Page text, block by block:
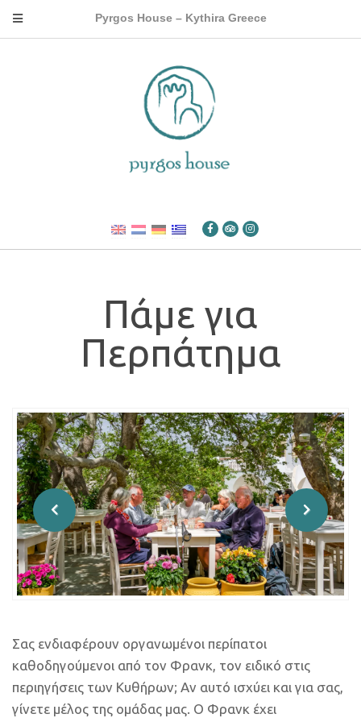
Pyrgos House – Kythira Greece
Πάμε για
Περπάτημα
Σας ενδιαφέρουν οργανωμένοι περίπατοι
καθοδηγούμενοι από τον Φρανκ, τον ειδικό στις
περιηγήσεις των Κυθήρων; Αν αυτό ισχύει και για σας,
γίνετε μέλος της ομάδας μας. Ο Φρανκ έχει